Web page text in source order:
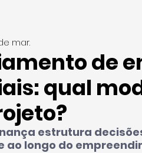
de
qual
mar.
estrutura
ao longo do